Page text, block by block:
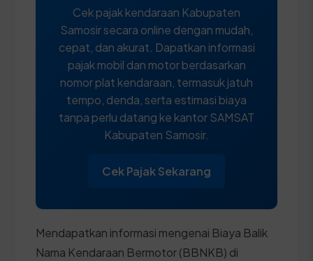
Cek pajak kendaraan Kabupaten
Samosir secara online dengan mudah,
cepat, dan akurat. Dapatkan informasi
pajak mobil dan motor berdasarkan
nomor plat kendaraan, termasuk jatuh
tempo, denda, serta estimasi biaya
tanpa perlu datang ke kantor SAMSAT
Kabupaten Samosir.
Cek Pajak Sekarang
Mendapatkan informasi mengenai Biaya Balik
Nama Kendaraan Bermotor (BBNKB) di